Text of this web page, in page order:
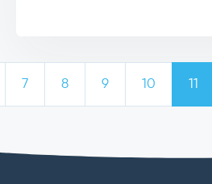
7 8 9 10 11